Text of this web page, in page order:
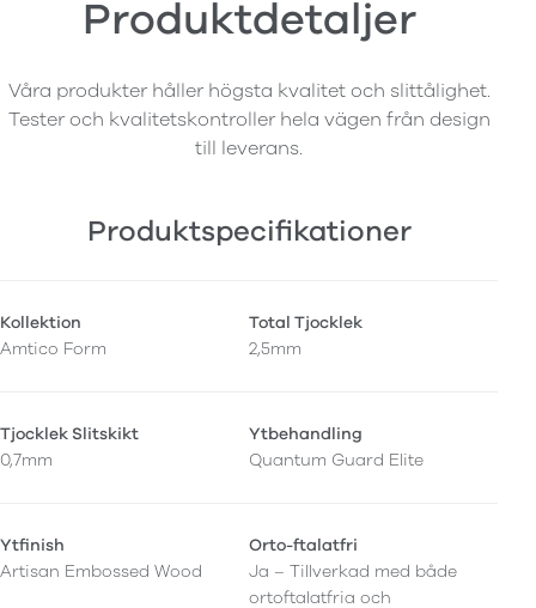
Produktdetaljer
Våra produkter håller högsta kvalitet och slittålighet.
Tester och kvalitetskontroller hela vägen från design
till leverans.
Produktspecifikationer
Kollektion
Amtico Form
Total Tjocklek
2,5mm
Tjocklek Slitskikt
0,7mm
Ytbehandling
Quantum Guard Elite
Ytfinish
Artisan Embossed Wood
Orto-ftalatfri
Ja – Tillverkad med både
ortoftalatfria och